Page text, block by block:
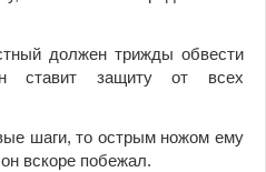
должен трижды обвести
ставит защиту от всех
шаги, то острым ножом ему
вскоре побежал.